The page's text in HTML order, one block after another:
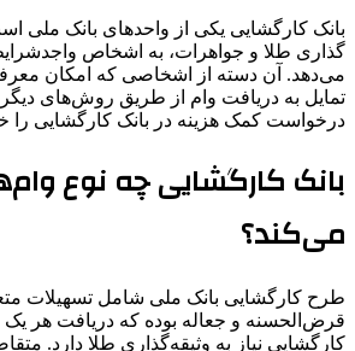
بانک کارگشایی یکی از واحدهای بانک ملی
گذاری طلا و جواهرات، به اشخاص
می‌دهد. آن دسته از اشخاصی که امکان
تمایل به دریافت وام از طریق روش‌های
درخواست کمک هزینه در بانک کارگشایی را
بانک کارگشایی چه نوع
می‌کند؟
طرح کارگشایی بانک ملی شامل تسهیلات
قرض‌الحسنه و جعاله بوده که دریافت هر یک
کارگشایی نیاز به وثیقه‌گذاری طلا دارد.